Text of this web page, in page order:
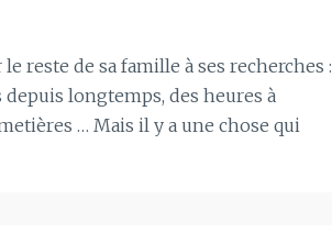
reste de sa famille à ses recherches :
longtemps, des heures à
… Mais il y a une chose qui